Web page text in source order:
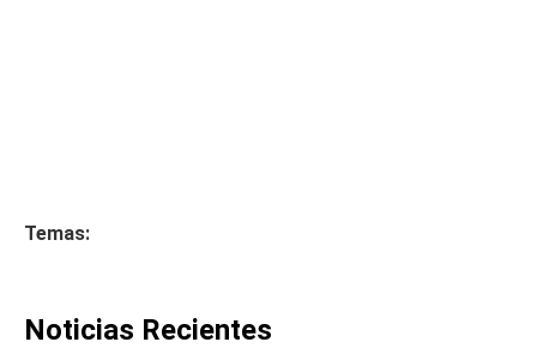
Temas:
Noticias Recientes